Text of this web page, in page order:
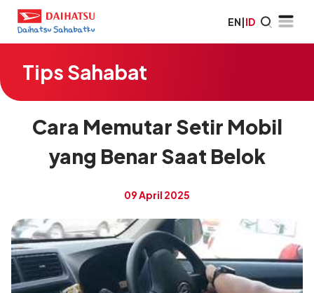
EN|ID
Tips Sahabat
Cara Memutar Setir Mobil
yang Benar Saat Belok
09 April 2025